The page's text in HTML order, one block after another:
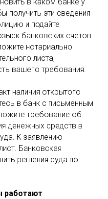
получить эти сведения
и подайте
банковских счетов
нотариально
листа,
вашего требования.
наличия открытого
в банк с письменным
требование об
денежных средств в
К заявлению
Банковская
решения суда по
работают